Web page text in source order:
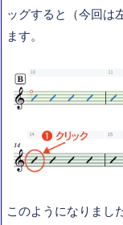
ッグすると（今回は
ます。
このようになりまし